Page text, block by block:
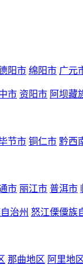
阳市 绵阳市 广元
市 资阳市 阿坝藏
节市 铜仁市 黔西
市 丽江市 普洱市
治州 怒江傈僳族
那曲地区 阿里地